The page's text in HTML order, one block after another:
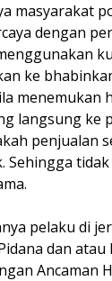
masyarakat
dengan
ke
menemukan
langsung ke
penjualan
Sehingga
pelaku di
dan atau
Ancaman